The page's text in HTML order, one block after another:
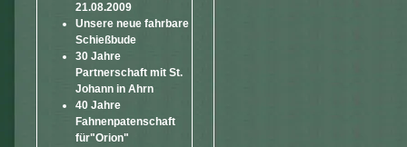
21.08.2009
Unsere neue fahrbare
Schießbude
30 Jahre
Partnerschaft mit St.
Johann in Ahrn
40 Jahre
Fahnenpatenschaft
für"Orion"